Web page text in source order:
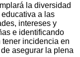
la diversidad
a las
intereses y
e identificando
incidencia en
asegurar la plena